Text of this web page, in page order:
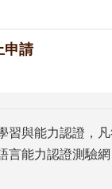
申請
習與能力認證，
言能力認證測驗網